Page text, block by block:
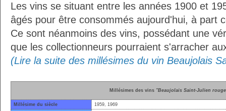
Les vins se situant entre les années 1900 et
âgés pour être consommés aujourd'hui, à part
Ce sont néanmoins des vins, possédant une
que les collectionneurs pourraient s'arracher
(Lire la suite des millésimes du vin Beaujolais
Millésimes des vins "Beaujolais Saint-Julien
Millésime du siècle
1959, 1969